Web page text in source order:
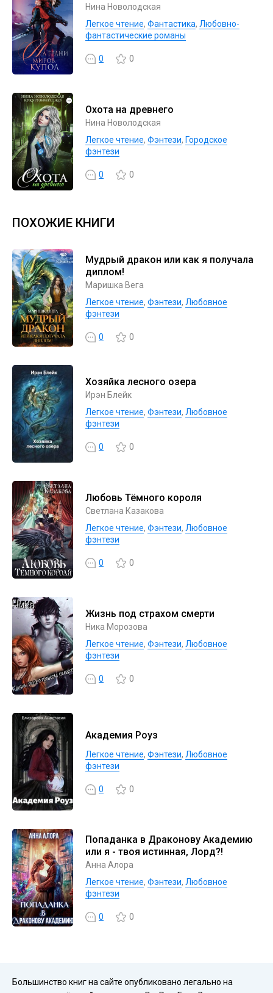
Нина Новолодская
Легкое чтение, Фантастика, Любовно-
фантастические романы
0 0
Охота на древнего
Нина Новолодская
Легкое чтение, Фэнтези, Городское
фэнтези
0 0
ПОХОЖИЕ КНИГИ
Мудрый дракон или как я получала
диплом!
Маришка Вега
Легкое чтение, Фэнтези, Любовное
фэнтези
0 0
Хозяйка лесного озера
Ирэн Блейк
Легкое чтение, Фэнтези, Любовное
фэнтези
0 0
Любовь Тёмного короля
Светлана Казакова
Легкое чтение, Фэнтези, Любовное
фэнтези
0 0
Жизнь под страхом смерти
Ника Морозова
Легкое чтение, Фэнтези, Любовное
фэнтези
0 0
Академия Роуз
Легкое чтение, Фэнтези, Любовное
фэнтези
0 0
Попаданка в Драконову Академию
или я - твоя истинная, Лорд?!
Анна Алора
Легкое чтение, Фэнтези, Любовное
фэнтези
0 0
Большинство книг на сайте опубликовано легально на